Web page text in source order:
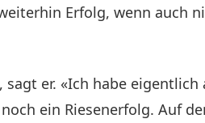
Erfolg, wenn auch
er. «Ich habe
ein Riesenerfolg. Auf